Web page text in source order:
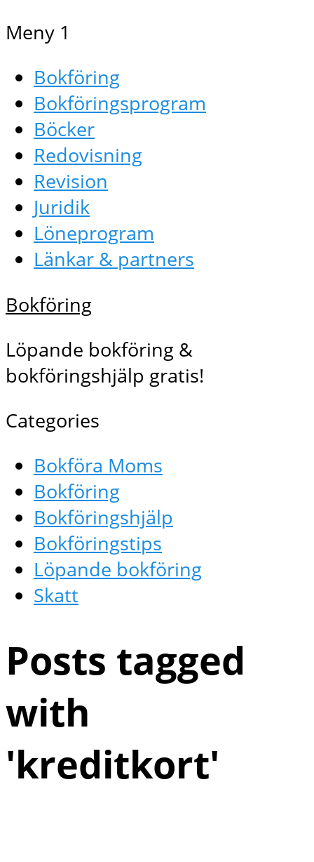
Meny 1
Bokföring
Bokföringsprogram
Böcker
Redovisning
Revision
Juridik
Löneprogram
Länkar & partners
Bokföring
Löpande bokföring &
bokföringshjälp gratis!
Categories
Bokföra Moms
Bokföring
Bokföringshjälp
Bokföringstips
Löpande bokföring
Skatt
Posts tagged
with
'kreditkort'